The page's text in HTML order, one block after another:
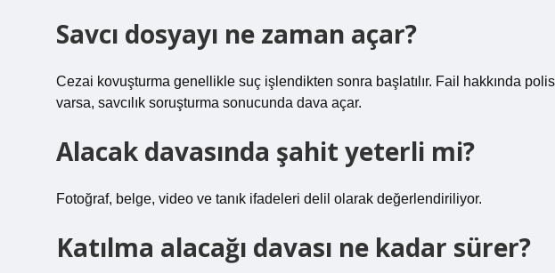
Savcı dosyayı ne zaman açar?
Cezai kovuşturma genellikle suç işlendikten sonra başlatılır. Fail hakkında polis
varsa, savcılık soruşturma sonucunda dava açar.
Alacak davasında şahit yeterli mi?
Fotoğraf, belge, video ve tanık ifadeleri delil olarak değerlendiriliyor.
Katılma alacağı davası ne kadar sürer?